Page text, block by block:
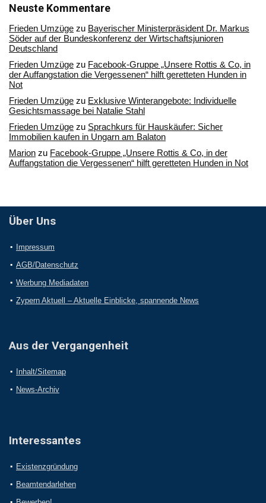
Archiv
Neuste Kommentare
Frieden Umzüge zu Bayerischer Ministerpräsident Dr. Markus
Söder auf der Bundeskonferenz der Wirtschaftsjunioren
Deutschland
Frieden Umzüge zu Facebook-Gruppe „Unsere Rottis & Co, in
der Auffangstation die Vergessenen“ hilft geretteten Hunden in
Not
Frieden Umzüge zu Exklusive Winterangebote: Individuelle
Gesichtsmassage bei Natalie Stahl
Frieden Umzüge zu Sprachkurs für Hauskäufer: Sicher
Immobilien kaufen in Ungarn am Balaton
Marion zu Facebook-Gruppe „Unsere Rottis & Co, in der
Auffangstation die Vergessenen“ hilft geretteten Hunden in Not
Über Uns
Impressum
AGB/Datenschutz
Werbung Mediadaten
Zypern Aktuell – Aktuelle Einblicke, spannende News
Aus der Vergangenheit
Inhalt/Sitemap
News-Archiv
Interessantes
Existenzgründung
Beamtendarlehen